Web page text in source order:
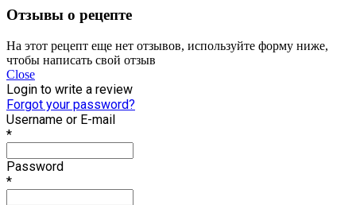
Отзывы о рецепте
На этот рецепт еще нет отзывов, используйте форму ниже,
чтобы написать свой отзыв
Close
Login to write a review
Forgot your password?
Username or E-mail
*
Password
*